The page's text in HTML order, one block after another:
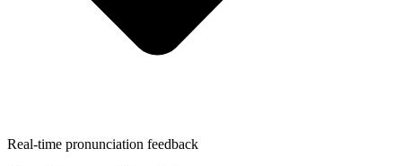
Real-time pronunciation feedback